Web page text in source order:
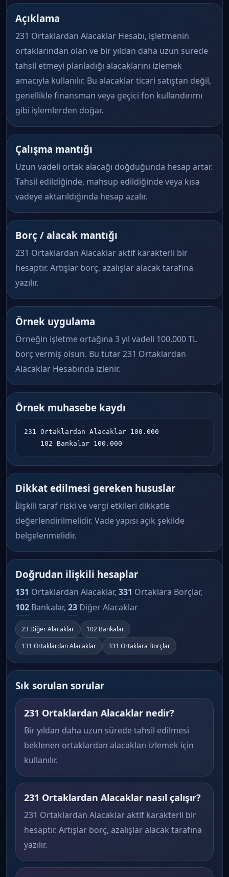
Açıklama
231 Ortaklardan Alacaklar Hesabı, işletmenin
ortaklarından olan ve bir yıldan daha uzun sürede
tahsil etmeyi planladığı alacaklarını izlemek
amacıyla kullanılır. Bu alacaklar ticari satıştan değil,
genellikle finansman veya geçici fon kullandırımı
gibi işlemlerden doğar.
Çalışma mantığı
Uzun vadeli ortak alacağı doğduğunda hesap artar.
Tahsil edildiğinde, mahsup edildiğinde veya kısa
vadeye aktarıldığında hesap azalır.
Borç / alacak mantığı
231 Ortaklardan Alacaklar aktif karakterli bir
hesaptır. Artışlar borç, azalışlar alacak tarafına
yazılır.
Örnek uygulama
Örneğin işletme ortağına 3 yıl vadeli 100.000 TL
borç vermiş olsun. Bu tutar 231 Ortaklardan
Alacaklar Hesabında izlenir.
Örnek muhasebe kaydı
231 Ortaklardan Alacaklar 100.000
    102 Bankalar 100.000
Dikkat edilmesi gereken hususlar
İlişkili taraf riski ve vergi etkileri dikkatle
değerlendirilmelidir. Vade yapısı açık şekilde
belgelenmelidir.
Doğrudan ilişkili hesaplar
131 Ortaklardan Alacaklar, 331 Ortaklara Borçlar,
102 Bankalar, 23 Diğer Alacaklar
23 Diğer Alacaklar
102 Bankalar
131 Ortaklardan Alacaklar
331 Ortaklara Borçlar
Sık sorulan sorular
231 Ortaklardan Alacaklar nedir?
Bir yıldan daha uzun sürede tahsil edilmesi
beklenen ortaklardan alacakları izlemek için
kullanılır.
231 Ortaklardan Alacaklar nasıl çalışır?
231 Ortaklardan Alacaklar aktif karakterli bir
hesaptır. Artışlar borç, azalışlar alacak tarafına
yazılır.